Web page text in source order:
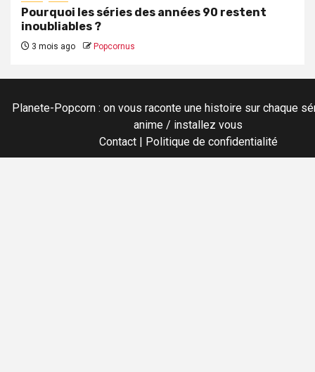
Pourquoi les séries des années 90 restent
inoubliables ?
3 mois ago Popcornus
Planete-Popcorn : on vous raconte une histoire sur chaque
anime / installez vous
Contact| Politique de confidentialité